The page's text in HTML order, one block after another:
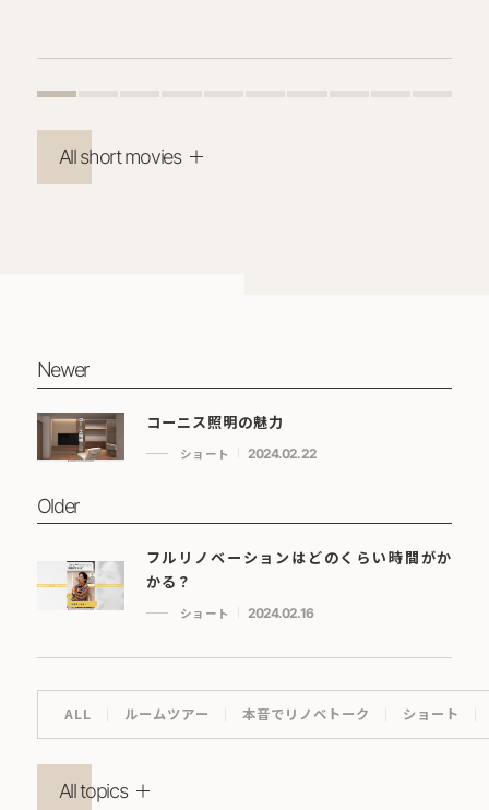
All short movies
Newer
コーニス照明の魅力
ショート 2024.02.22
Older
フルリノベーションはどのくらい時間がか
かる？
ショート 2024.02.16
ALL ルームツアー 本音でリノベトーク ショート
All topics